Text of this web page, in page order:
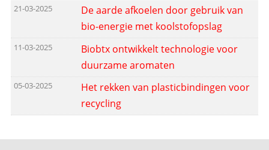
21-03-2025
De aarde afkoelen door gebruik van
bio-energie met koolstofopslag
11-03-2025
Biobtx ontwikkelt technologie voor
duurzame aromaten
05-03-2025
Het rekken van plasticbindingen voor
recycling